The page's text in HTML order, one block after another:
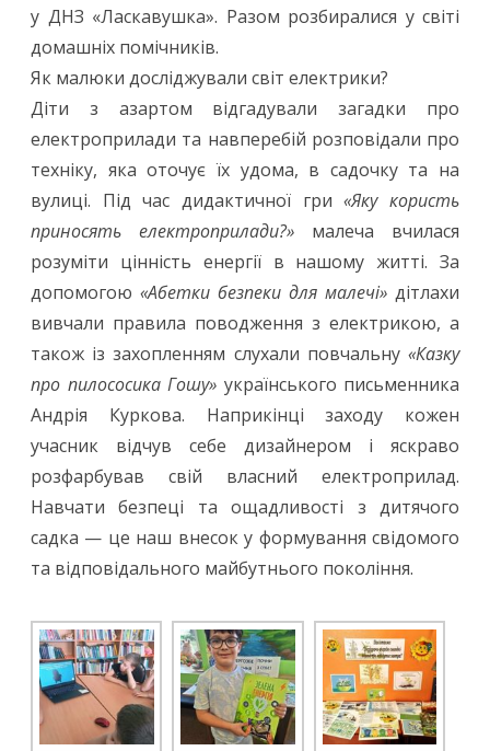
у ДНЗ «Ласкавушка». Разом розбиралися у світі
домашніх помічників.
Як малюки досліджували світ електрики?
Діти з азартом відгадували загадки про
електроприлади та навперебій розповідали про
техніку, яка оточує їх удома, в садочку та на
вулиці. Під час дидактичної гри«Яку користь
приносять електроприлади?» малеча вчилася
розуміти цінність енергії в нашому житті. За
допомогою «Абетки безпеки для малечі» дітлахи
вивчали правила поводження з електрикою, а
також із захопленням слухали повчальну «Казку
про пилососика Гошу» українського письменника
Андрія Куркова. Наприкінці заходу кожен
учасник відчув себе дизайнером і яскраво
розфарбував свій власний електроприлад.
Навчати безпеці та ощадливості з дитячого
садка — це наш внесок у формування свідомого
та відповідального майбутнього покоління.